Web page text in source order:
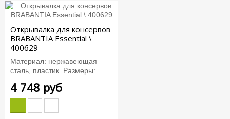
Открывалка для консервов
BRABANTIA Essential \
400629
Материал: нержавеющая
сталь, пластик. Размеры:...
4 748 руб